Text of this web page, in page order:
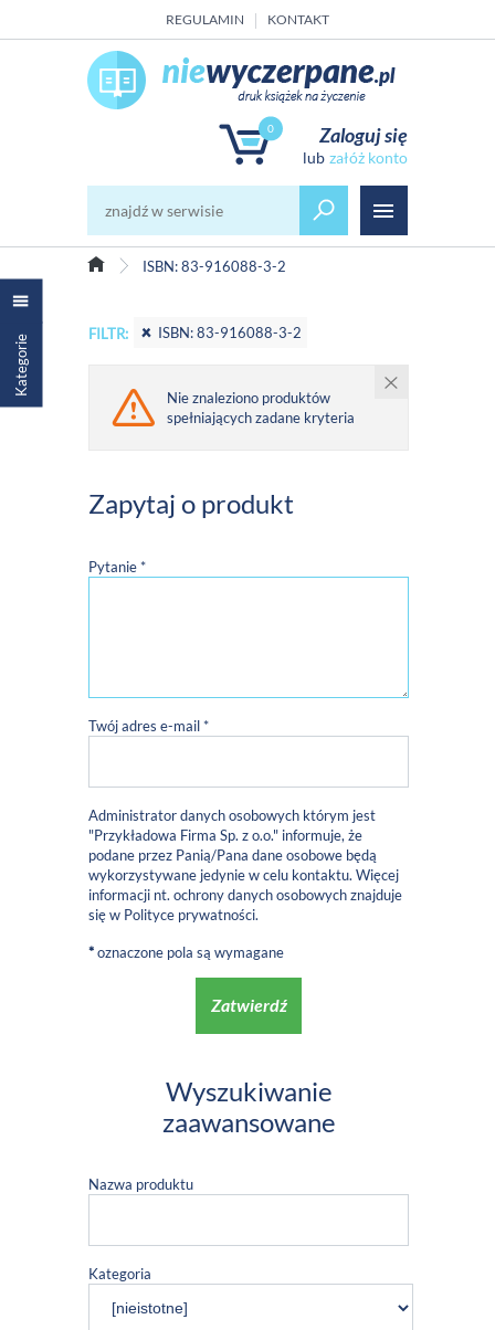
REGULAMIN KONTAKT
0 Zaloguj się
załóż konto
ISBN: 83-916088-3-2
Kategorie FILTR: ISBN: 83-916088-3-2
Nie znaleziono produktów
spełniających zadane kryteria
Zapytaj o produkt
Pytanie *
Twój adres e-mail *
Administrator danych osobowych którym jest
"Przykładowa Firma Sp. z o.o." informuje, że
podane przez Panią/Pana dane osobowe będą
wykorzystywane jedynie w celu kontaktu. Więcej
informacji nt. ochrony danych osobowych znajduje
się w Polityce prywatności.
*oznaczone pola są wymagane
Zatwierdź
Wyszukiwanie
zaawansowane
Nazwa produktu
Kategoria